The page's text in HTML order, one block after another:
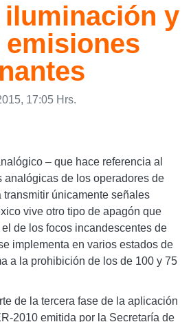
iluminación y
emisiones
17:05 Hrs.
– que hace referencia al
analógicas de los operadores de
únicamente señales
vive otro tipo de apagón que
de los focos incandescentes de
implementa en varios estados de
a la prohibición de los de 100 y 75
de la tercera fase de la aplicación
2010 emitida por la Secretaría de